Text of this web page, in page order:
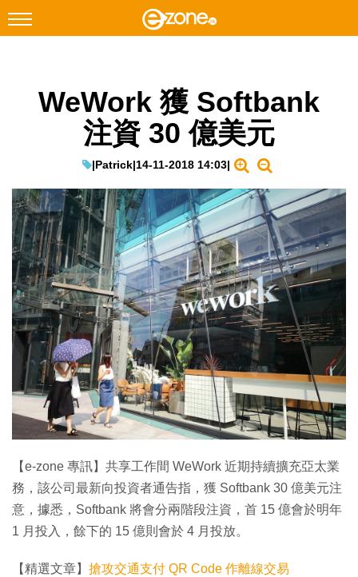
Facebook Instagram
遊戲動漫
教學評測
EduTech
IT Times
生成式AI與雲端應用
Enterprise Digital Transformation
特集
WeWork 獲 Softbank
注資 30 億美元
|Patrick|14-11-2018 14:03|
【e-zone 專訊】共享工作間 WeWork 近期持續擴充亞太業
務，該公司最新向投資者通告指，獲 Softbank 30 億美元注
意，據悉，Softbank 將會分兩階段注資，首 15 億會於明年
1 月投入，餘下的 15 億則會於 4 月投放。
【精選文章】 搶攻交通支付 QR Code 作離線交易